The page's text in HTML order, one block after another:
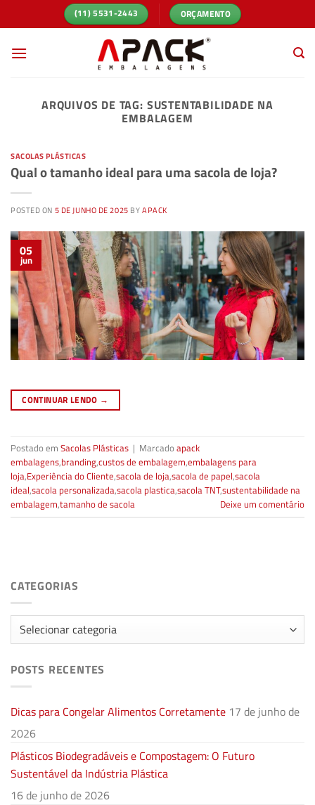
to
(11) 5531-2443 ORÇAMENTO
ARQUIVOS DE TAG: SUSTENTABILIDADE NA
EMBALAGEM
SACOLAS PLÁSTICAS
Qual o tamanho ideal para uma sacola de loja?
POSTED ON 5 DE JUNHO DE 2025 BYAPACK
05
jun
CONTINUAR LENDO →
Postado em Sacolas Plásticas | Marcadoapack
embalagens,branding,custos de embalagem,embalagens para
loja,Experiência do Cliente,sacola de loja,sacola de papel,sacola
ideal,sacola personalizada,sacola plastica,sacola TNT,sustentabilidade na
embalagem,tamanho de sacola Deixe um comentário
CATEGORIAS
Categorias
POSTS RECENTES
Dicas para Congelar Alimentos Corretamente 17 de junho de
2026
Plásticos Biodegradáveis e Compostagem: O Futuro
Sustentável da Indústria Plástica
16 de junho de 2026